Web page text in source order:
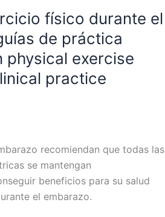
físico durante el
de práctica
exercise
practice
recomiendan que todas las
se mantengan
beneficios para su salud
el embarazo.